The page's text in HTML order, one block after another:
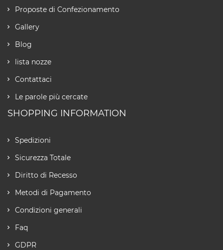
Proposte di Confezionamento
Gallery
Blog
lista nozze
Contattaci
Le parole più cercate
SHOPPING INFORMATION
Spedizioni
Sicurezza Totale
Diritto di Recesso
Metodi di Pagamento
Condizioni generali
Faq
GDPR